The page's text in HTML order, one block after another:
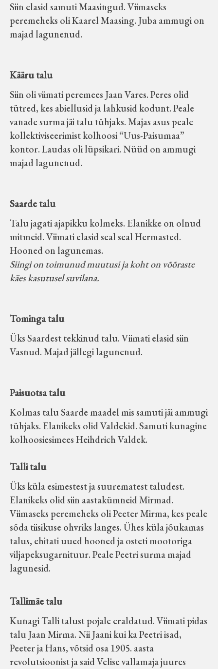
Omaalgatuse Programmi ja Märjamaa
Vallavalitsuse abile.
Siin elasid samuti Maasingud. Viimaseks
peremeheks oli Kaarel Maasing. Juba ammugi on
majad lagunenud.
Kääru talu
Siin oli viimati peremees Jaan Vares. Peres olid
tütred, kes abiellusid ja lahkusid kodunt. Peale
vanade surma jäi talu tühjaks. Majas asus peale
kollektiviseerimist kolhoosi “Uus-Paisumaa”
kontor. Laudas oli lüpsikari. Nüüd on ammugi
majad lagunenud.
Saarde talu
Talu jagati ajapikku kolmeks. Elanikke on olnud
mitmeid. Viimati elasid seal seal Hermasted.
Hooned on lagunemas.
Siingi on toimunud muutusi ja koht on võõraste
käes kasutusel suvilana.
Tominga talu
Üks Saardest tekkinud talu. Viimati elasid siin
Vasnud. Majad jällegi lagunenud.
Paisuotsa talu
Kolmas talu Saarde maadel mis samuti jäi ammugi
tühjaks. Elanikeks olid Valdekid. Samuti kunagine
kolhoosiesimees Heihdrich Valdek.
Talli talu
Üks küla esimestest ja suurematest taludest.
Elanikeks olid siin aastakümneid Mirmad.
Viimaseks peremeheks oli Peeter Mirma, kes peale
sõda tiisikuse ohvriks langes. Ühes küla jõukamas
talus, ehitati uued hooned ja osteti mootoriga
viljapeksugarnituur. Peale Peetri surma majad
lagunesid.
Tallimäe talu
Kunagi Talli talust pojale eraldatud. Viimati pidas
talu Jaan Mirma. Nii Jaani kui ka Peetri isad,
Peeter ja Hans, võtsid osa 1905. aasta
revolutsioonist ja said Velise vallamaja juures